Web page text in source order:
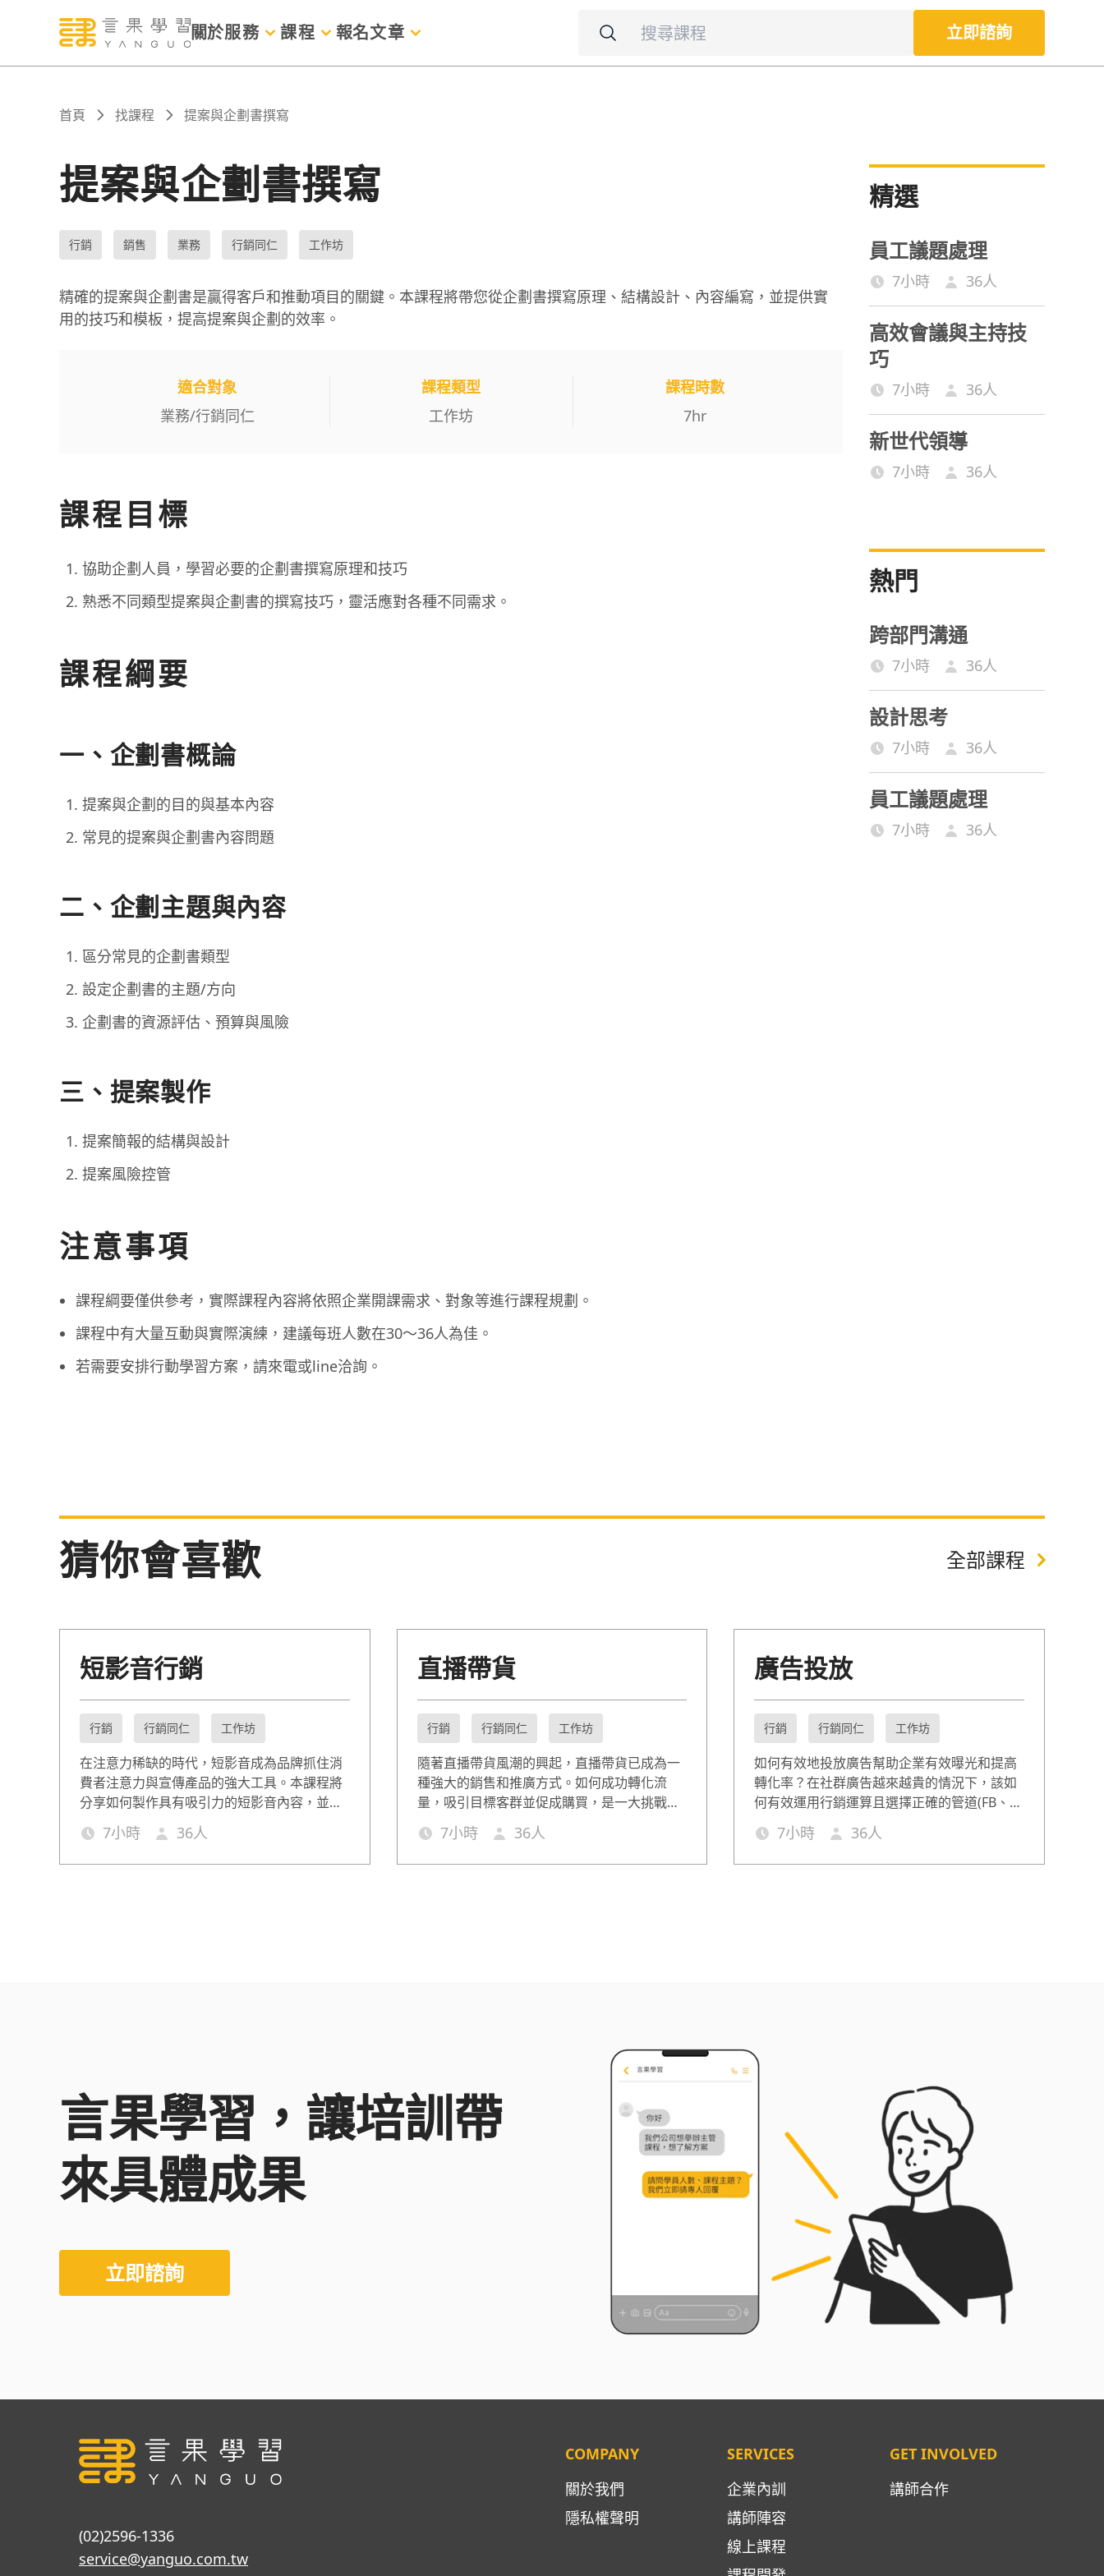
關於服務 課程 報名文章 立即諮詢
首頁 找課程 提案與企劃書撰寫
提案與企劃書撰寫
行銷 銷售 業務 行銷同仁 工作坊
精確的提案與企劃書是贏得客戶和推動項目的關鍵。本課程將帶您從企劃書撰寫原理、結構設計、內容編寫，並提供實
用的技巧和模板，提高提案與企劃的效率。
適合對象
業務/行銷同仁
課程類型
工作坊
課程時數
7hr
課程目標
協助企劃人員，學習必要的企劃書撰寫原理和技巧
熟悉不同類型提案與企劃書的撰寫技巧，靈活應對各種不同需求。
課程綱要
一、企劃書概論
提案與企劃的目的與基本內容
常見的提案與企劃書內容問題
二、企劃主題與內容
區分常見的企劃書類型
設定企劃書的主題/方向
企劃書的資源評估、預算與風險
三、提案製作
提案簡報的結構與設計
提案風險控管
注意事項
課程綱要僅供參考，實際課程內容將依照企業開課需求、對象等進行課程規劃。
課程中有大量互動與實際演練，建議每班人數在30～36人為佳。
若需要安排行動學習方案，請來電或line洽詢。
精選
員工議題處理
7小時 36人
高效會議與主持技
巧
7小時 36人
新世代領導
7小時 36人
熱門
跨部門溝通
7小時 36人
設計思考
7小時 36人
員工議題處理
7小時 36人
猜你會喜歡 全部課程
短影音行銷
行銷 行銷同仁 工作坊
在注意力稀缺的時代，短影音成為品牌抓住消
費者注意力與宣傳產品的強大工具。本課程將
分享如何製作具有吸引力的短影音內容，並運
用各種社群平台進行推廣，讓品牌或商品脫穎
而出，抓住目標受眾，有效提升流量與業績。
7小時 36人
直播帶貨
行銷 行銷同仁 工作坊
隨著直播帶貨風潮的興起，直播帶貨已成為一
種強大的銷售和推廣方式。如何成功轉化流
量，吸引目標客群並促成購買，是一大挑戰。
本課程將分享如何從平台選擇、內容創作到互
動策略技巧，讓您掌握有效的直播帶貨技巧，
提升銷售業績。
7小時 36人
廣告投放
行銷 行銷同仁 工作坊
如何有效地投放廣告幫助企業有效曝光和提高
轉化率？在社群廣告越來越貴的情況下，該如
何有效運用行銷運算且選擇正確的管道(FB、
Google、line@等)？本堂課會教導您如何在不
同管道去曝光您的商品，有效提升業績，幫助
您在競爭激烈的市場中脫穎而出。
7小時 36人
言果學習，讓培訓帶
來具體成果
立即諮詢
(02)2596-1336
service@yanguo.com.tw
COMPANY
關於我們
隱私權聲明
SERVICES
企業內訓
講師陣容
線上課程
GET INVOLVED
講師合作